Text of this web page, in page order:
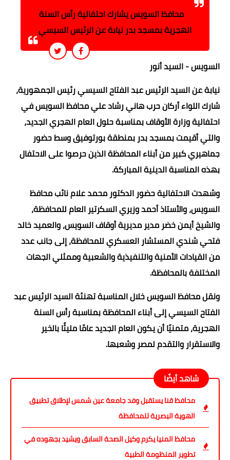
محافظ السويس يشارك احتفالية رأس السنة
الهجرية بمسجد بدر نيابة عن الرئيس السيسي
السويس - السيد أنور
نيابة عن السيد الرئيس عبد الفتاح السيسي رئيس الجمهورية،
شارك اللواء أركان حرب هاني رشاد علي محافظ السويس في
احتفالية وزارة الأوقاف بمناسبة حلول العام الهجري الجديد،
والتي أقيمت بمسجد بدر بمنطقة بورتوفيق وسط حضور
جماهيري كبير من أبناء المحافظة الذين حرصوا على الاحتفال
بهذه المناسبة الدينية المباركة.
وشهدت الاحتفالية حضور الدكتور محمد علام نائب محافظ
السويس، والأستاذ أحمد وزيري السكرتير العام للمحافظة،
والشيخ أيمن خضر مدير مديرية أوقاف السويس، والعميد خالد
فتحي شندي المستشار العسكري للمحافظة، إلى جانب عدد
من القيادات الأمنية والتنفيذية والشعبية وممثلي الجهات
المختلفة بالمحافظة.
ونقل محافظ السويس خلال المناسبة تهنئة السيد الرئيس عبد
الفتاح السيسي إلى أبناء المحافظة بمناسبة رأس السنة
الهجرية، متمنيًا أن يكون العام الجديد عامًا مليئًا بالخير
والاستقرار والتقدم لمصر وشعبها.
شاهد أيضًا
محافظ قنا يستقبل وفد جامعة عين شمس لإطلاق تطبيق
الهوية البصرية للمحافظة
محافظ المنيا يكرم وكيل الصحة السابق ويشيد بجهوده في
تطوير المنظومة الطبية